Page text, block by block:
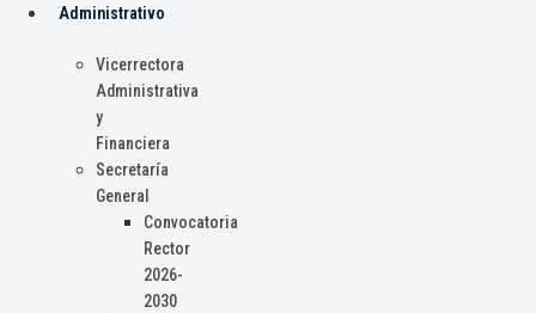
Administrativo
Vicerrectora
Administrativa
y
Financiera
Secretaría
General
Convocatoria
Rector
2026-
2030